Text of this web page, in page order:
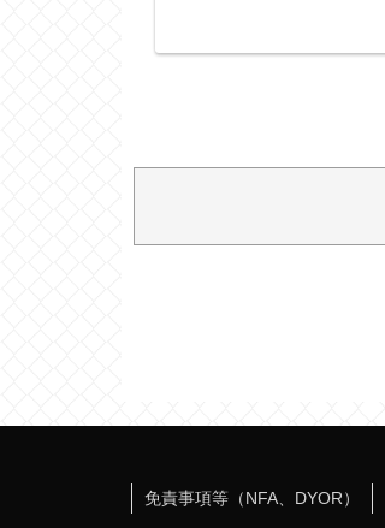
免責事項等（NFA、DYOR）